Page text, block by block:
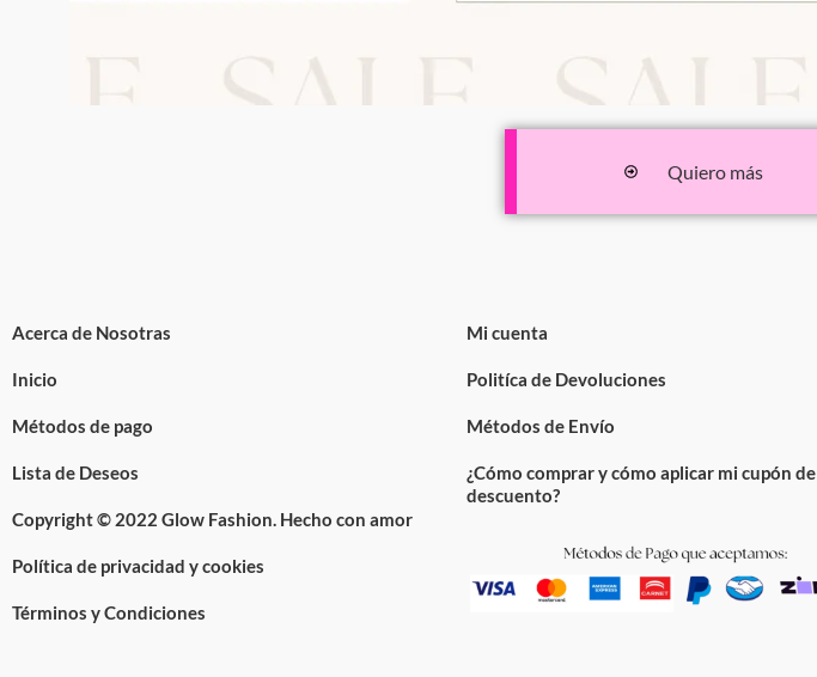
Quiero más
Acerca de Nosotras
Inicio
Métodos de pago
Lista de Deseos
Copyright © 2022 Glow Fashion. Hecho con amor
Política de privacidad y cookies
Términos y Condiciones
Mi cuenta
Politíca de Devoluciones
Métodos de Envío
¿Cómo comprar y cómo aplicar mi cupón de
descuento?